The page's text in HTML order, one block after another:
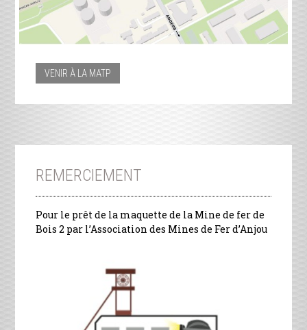
VENIR À LA MATP
REMERCIEMENT
Pour le prêt de la maquette de la Mine de fer de
Bois 2 par l’Association des Mines de Fer d’Anjou